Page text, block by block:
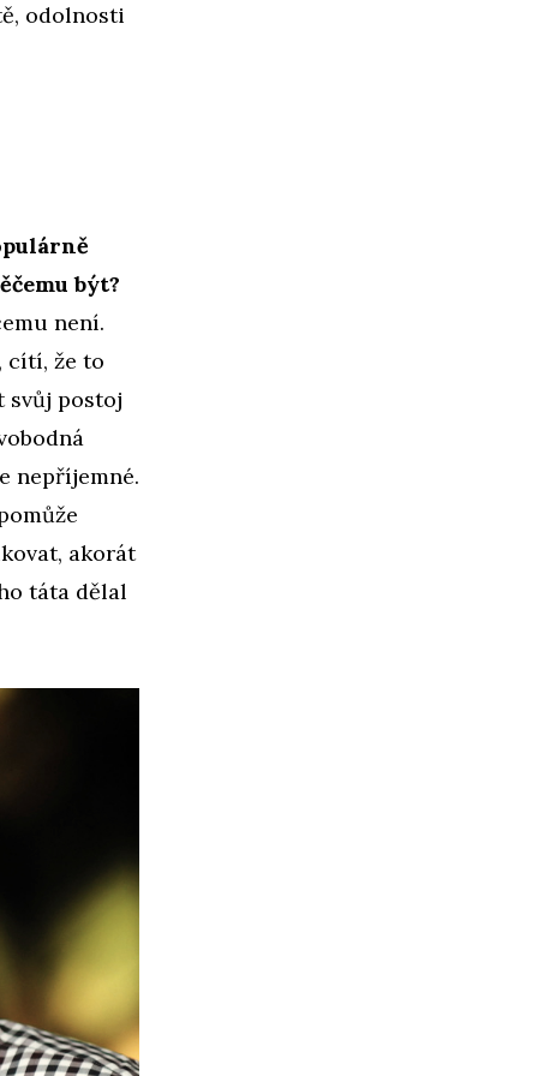
odolnosti
být?
není.
cítí, že to
svůj postoj
nepříjemné.
akorát
táta dělal